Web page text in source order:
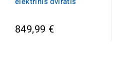
849,99 €